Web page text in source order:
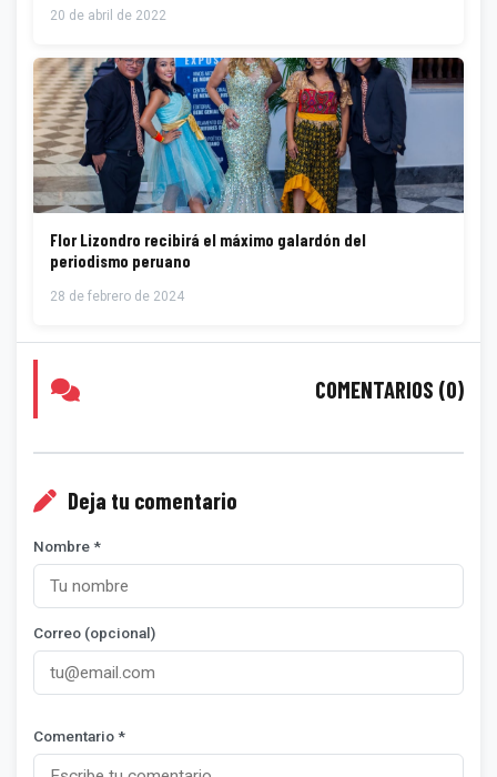
20 de abril de 2022
Flor Lizondro recibirá el máximo galardón del
periodismo peruano
28 de febrero de 2024
COMENTARIOS (0)
Deja tu comentario
Nombre *
Correo (opcional)
Comentario *